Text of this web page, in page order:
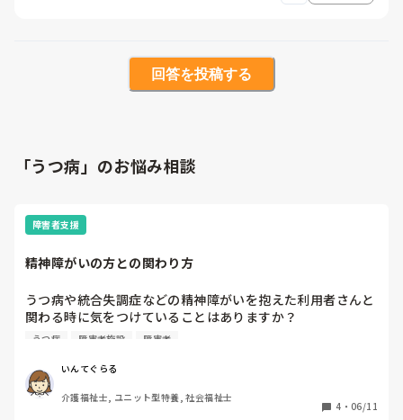
回答を投稿する
「うつ病」のお悩み相談
障害者支援
精神障がいの方との関わり方
うつ病や統合失調症などの精神障がいを抱えた利用者さんと
関わる時に気をつけていることはありますか？
精神障がいと言っても色々な種類があるし、実際に関わって
うつ病 障害者施設 障害者
いんてぐらる
介護福祉士, ユニット型特養, 社会福祉士
4 ・ 06/11